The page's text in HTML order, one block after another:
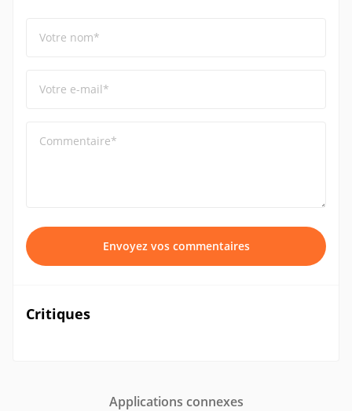
Votre nom*
Votre e-mail*
Commentaire*
Envoyez vos commentaires
Critiques
Applications connexes